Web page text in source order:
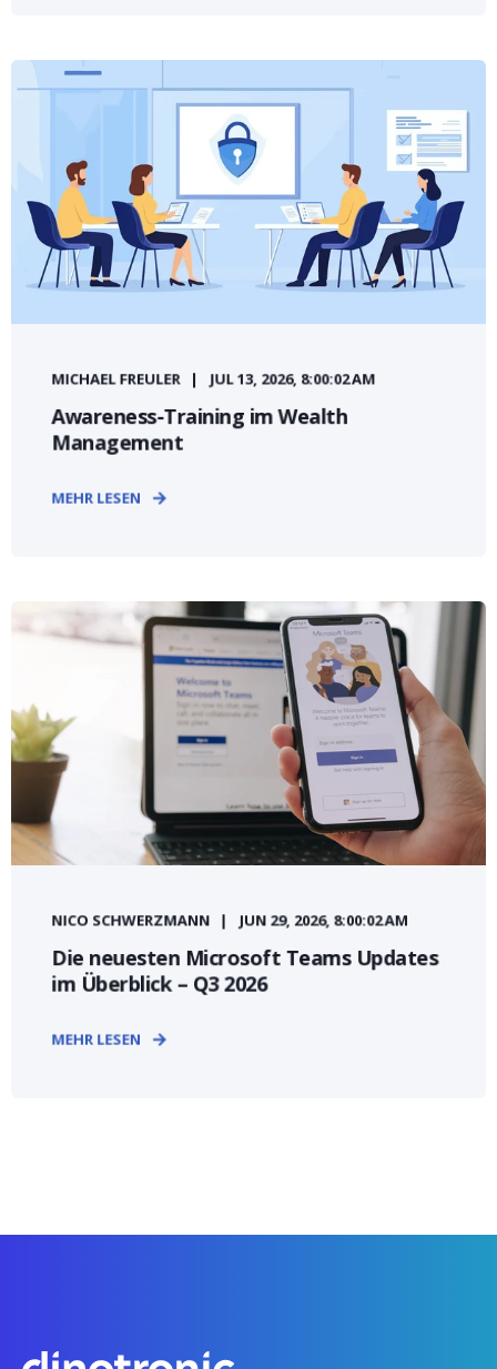
MICHAEL FREULER JUL 13, 2026, 8:00:02 AM
Awareness-Training im Wealth
Management
MEHR LESEN
NICO SCHWERZMANN JUN 29, 2026, 8:00:02 AM
Die neuesten Microsoft Teams Updates
im Überblick – Q3 2026
MEHR LESEN